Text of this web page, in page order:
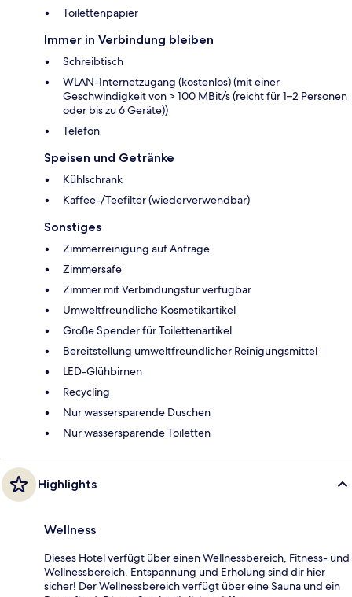
Toilettenpapier
Immer in Verbindung bleiben
Schreibtisch
WLAN-Internetzugang (kostenlos) (mit einer
Geschwindigkeit von > 100 MBit/s (reicht für 1–2 Personen
oder bis zu 6 Geräte))
Telefon
Speisen und Getränke
Kühlschrank
Kaffee-/Teefilter (wiederverwendbar)
Sonstiges
Zimmerreinigung auf Anfrage
Zimmersafe
Zimmer mit Verbindungstür verfügbar
Umweltfreundliche Kosmetikartikel
Große Spender für Toilettenartikel
Bereitstellung umweltfreundlicher Reinigungsmittel
LED-Glühbirnen
Recycling
Nur wassersparende Duschen
Nur wassersparende Toiletten
Highlights
Wellness
Dieses Hotel verfügt über einen Wellnessbereich, Fitness- und
Wellnessbereich. Entspannung und Erholung sind dir hier
sicher! Der Wellnessbereich verfügt über eine Sauna und ein